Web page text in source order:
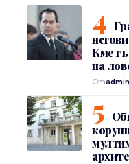
на
От